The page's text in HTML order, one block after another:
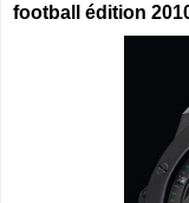
football édition